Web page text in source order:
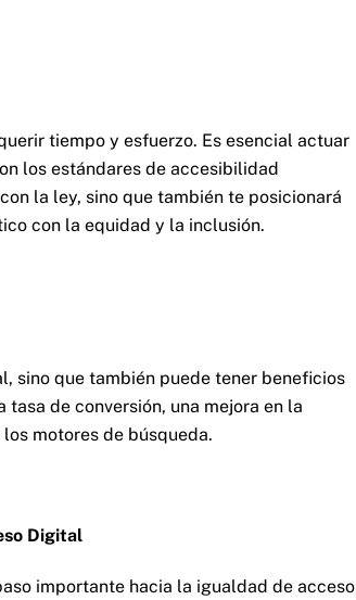
tiempo y esfuerzo. Es esencial actuar
los estándares de accesibilidad
la ley, sino que también te posicionará
con la equidad y la inclusión.
sino que también puede tener beneficios
de conversión, una mejora en la
motores de búsqueda.
Digital
importante hacia la igualdad de acceso